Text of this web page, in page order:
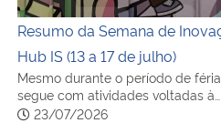
Resumo da Semana de
Hub IS (13 a 17 de julho)
Mesmo durante o período de
segue com atividades voltadas à…
23/07/2026